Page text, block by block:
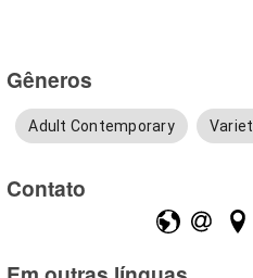
Gêneros
Adult Contemporary
Contato